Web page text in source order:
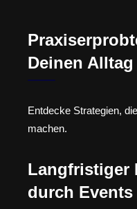
Deinen Alltag
Entdecke Strategien,
machen.
Langfristiger
durch Events